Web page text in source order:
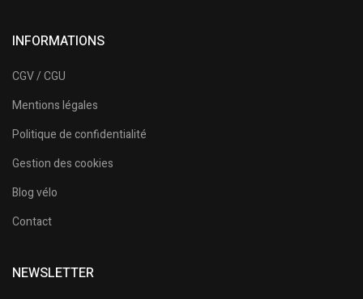
INFORMATIONS
CGV / CGU
Mentions légales
Politique de confidentialité
Gestion des cookies
Blog vélo
Contact
NEWSLETTER